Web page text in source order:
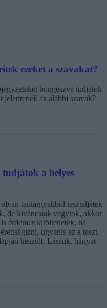
ezeket a szavakat?
böngészve tudjátok
az alábbi szavak?
a helyes
tantárgyakból teszteljétek
de kíváncsiak vagytok, akkor
érdemes kitöltenetek, ha
ugyanis ez a teszt
készült. Lássuk, hányat